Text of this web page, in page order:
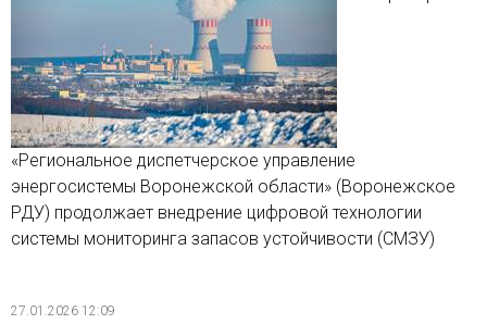
«Региональное диспетчерское управление
энергосистемы Воронежской области» (Воронежское
РДУ) продолжает внедрение цифровой технологии
системы мониторинга запасов устойчивости (СМЗУ)
27.01.2026 12:09